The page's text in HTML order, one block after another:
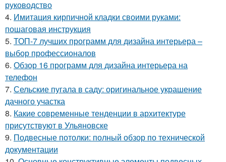
руководство
4. Имитация кирпичной кладки своими руками:
пошаговая инструкция
5. ТОП-7 лучших программ для дизайна интерьера –
выбор профессионалов
6. Обзор 16 программ для дизайна интерьера на
телефон
7. Сельские пугала в саду: оригинальное украшение
дачного участка
8. Какие современные тенденции в архитектуре
присутствуют в Ульяновске
9. Подвесные потолки: полный обзор по технической
документации